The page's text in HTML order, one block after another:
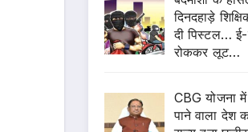
दिनदहाड़े
दी पिस्टल… ई-
रोककर लूट…
CBG योजना
पाने वाला देश